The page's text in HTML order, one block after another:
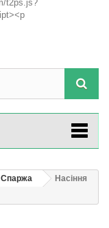
Спаржа
Насіння